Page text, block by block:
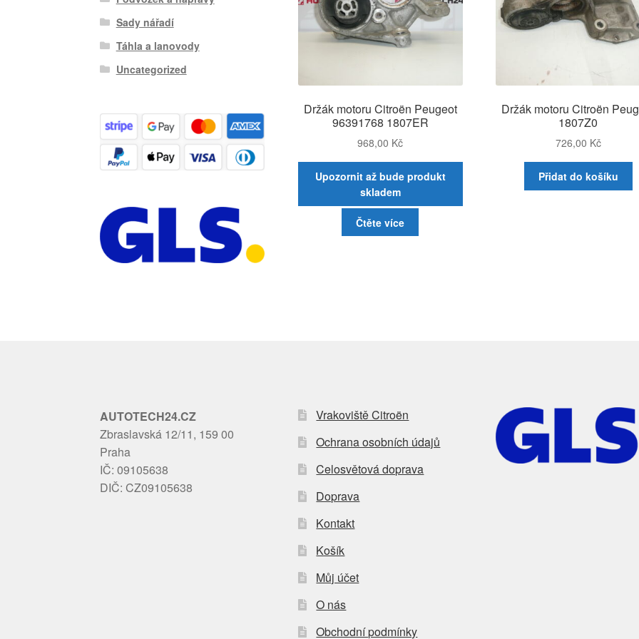
Držák motoru Citroën Peugeot
96391768 1807ER
968,00 Kč
Upozornit až bude produkt
skladem
Čtěte více
Držák motoru Citroën
1807Z0
726,00 Kč
Přidat do košíku
Sady nářadí
Táhla a lanovody
Uncategorized
AUTOTECH24.CZ
Zbraslavská 12/11, 159 00
Praha
IČ: 09105638
DIČ: CZ09105638
Vrakoviště Citroën
Ochrana osobních údajů
Celosvětová doprava
Doprava
Kontakt
Košík
Můj účet
O nás
Obchodní podmínky